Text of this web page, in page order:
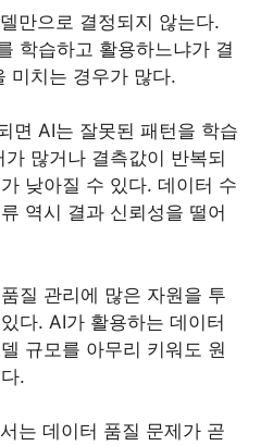
만으로 결정되지 않는다.
학습하고 활용하느냐가 결
미치는 경우가 많다.
면 AI는 잘못된 패턴을 학습
많거나 결측값이 반복되
낮아질 수 있다. 데이터 수
역시 결과 신뢰성을 떨어
질 관리에 많은 자원을 투
다. AI가 활용하는 데이터
규모를 아무리 키워도 원
.
는 데이터 품질 문제가 곧